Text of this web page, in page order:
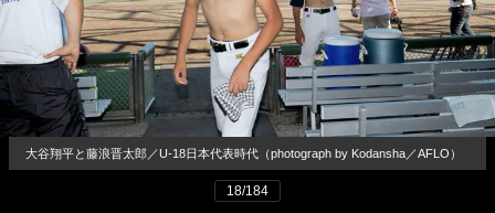
大谷翔平と藤浪晋太郎／U-18日本代表時代（photograph by Kodansha／AFLO）
18/184